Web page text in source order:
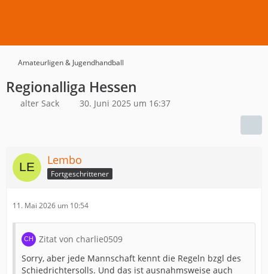
Amateurligen & Jugendhandball
Regionalliga Hessen
alter Sack 30. Juni 2025 um 16:37
Lembo
Fortgeschrittener
11. Mai 2026 um 10:54
Zitat von charlie0509
Sorry, aber jede Mannschaft kennt die Regeln bzgl des
Schiedrichtersolls. Und das ist ausnahmsweise auch